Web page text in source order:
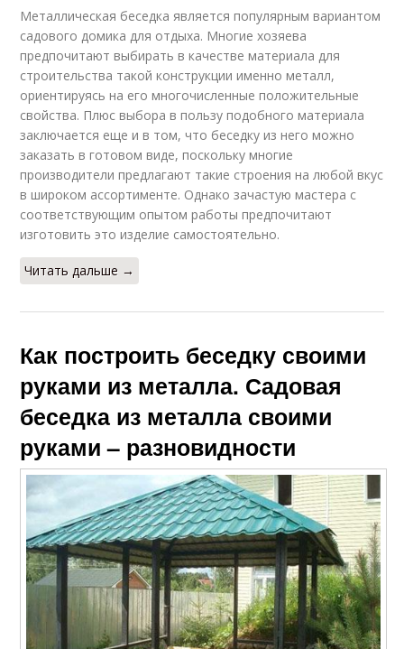
Металлическая беседка является популярным вариантом
садового домика для отдыха. Многие хозяева
предпочитают выбирать в качестве материала для
строительства такой конструкции именно металл,
ориентируясь на его многочисленные положительные
свойства. Плюс выбора в пользу подобного материала
заключается еще и в том, что беседку из него можно
заказать в готовом виде, поскольку многие
производители предлагают такие строения на любой вкус
в широком ассортименте. Однако зачастую мастера с
соответствующим опытом работы предпочитают
изготовить это изделие самостоятельно.
Читать дальше →
Как построить беседку своими
руками из металла. Садовая
беседка из металла своими
руками – разновидности